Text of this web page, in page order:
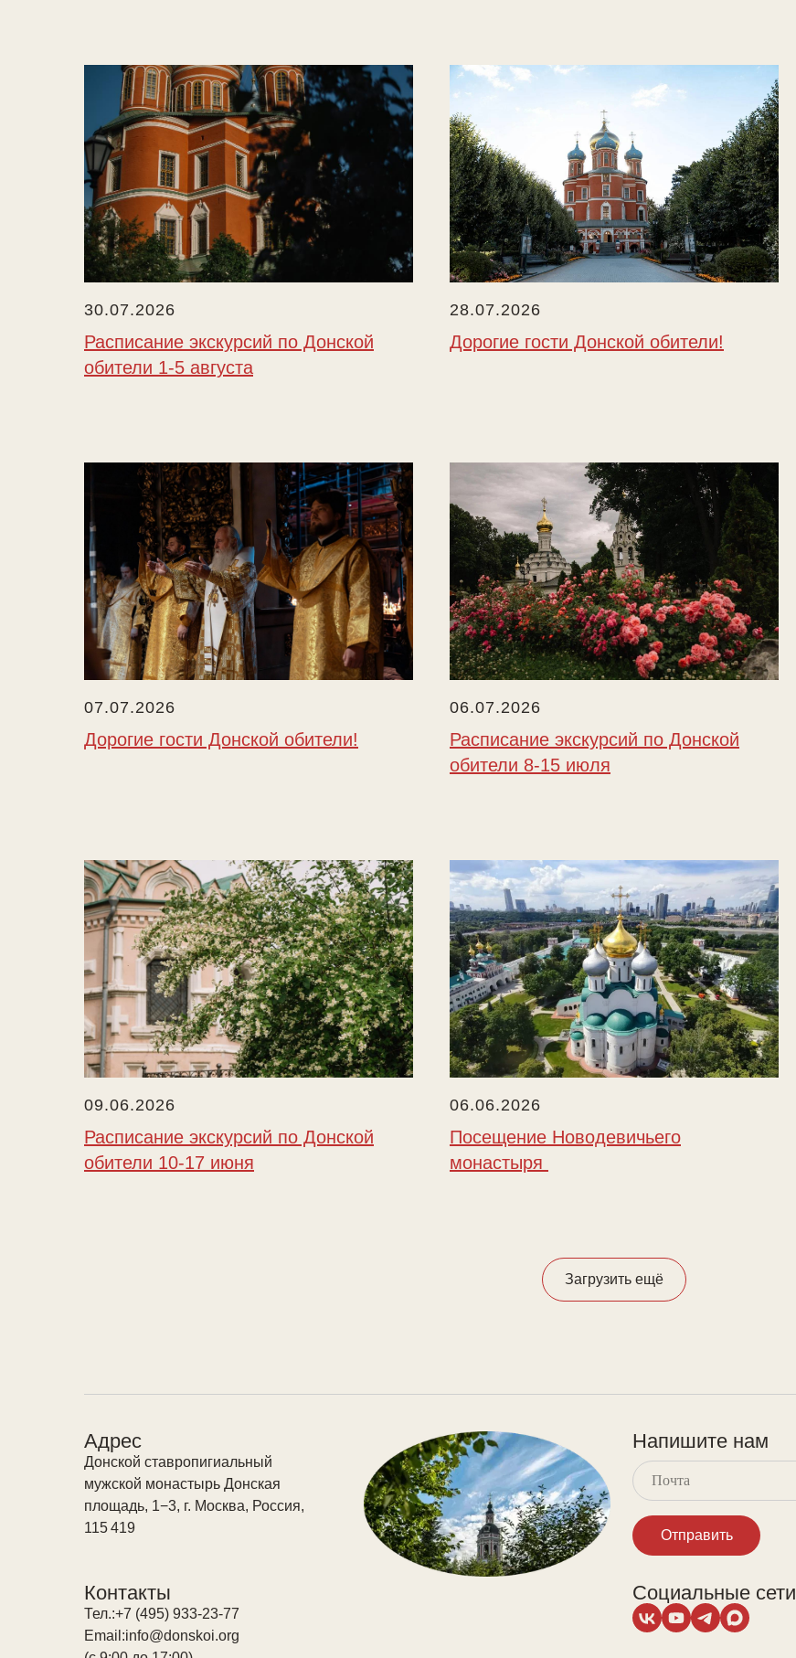
30.07.2026
Расписание экскурсий по Донской
обители 1-5 августа
28.07.2026
Дорогие гости Донской обители!
07.07.2026
Дорогие гости Донской обители!
06.07.2026
Расписание экскурсий по Донской
обители 8-15 июля
09.06.2026
Расписание экскурсий по Донской
обители 10-17 июня
06.06.2026
Посещение Новодевичьего
монастыря
Загрузить ещё
Адрес
Донской ставропигиальный
мужской монастырь Донская
площадь, 1−3, г. Москва, Россия,
115 419
Напишите нам
Социальные сети
Контакты
Тел.:+7 (495) 933-23-77
Email:info@donskoi.org
Отправить